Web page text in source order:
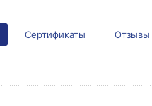
Сертификаты Отзывы